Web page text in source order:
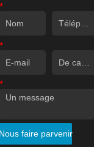
faire parvenir